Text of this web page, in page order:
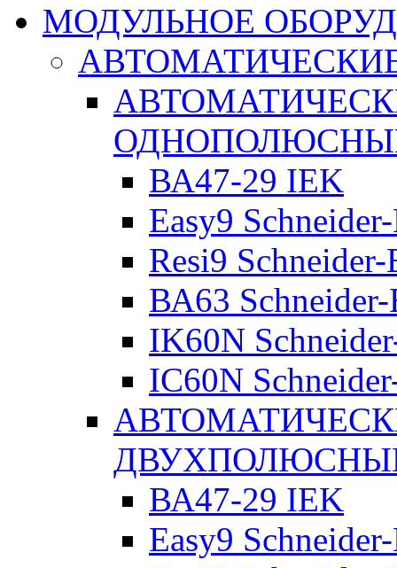
МОДУЛЬНОЕ
ВА47-29 IEK
Easy9
Resi9
ВА63
IK60N
IC60N
ВА47-29 IEK
Easy9